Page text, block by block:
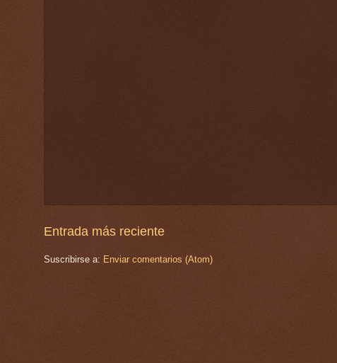
Entrada más reciente
Suscribirse a: Enviar comentarios (Atom)